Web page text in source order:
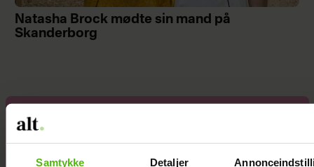
Samtykke Detaljer
Natasha Brock mødte sin mand på
Skanderborg